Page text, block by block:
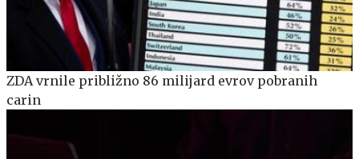
ZDA vrnile približno 86 milijard evrov pobranih
carin